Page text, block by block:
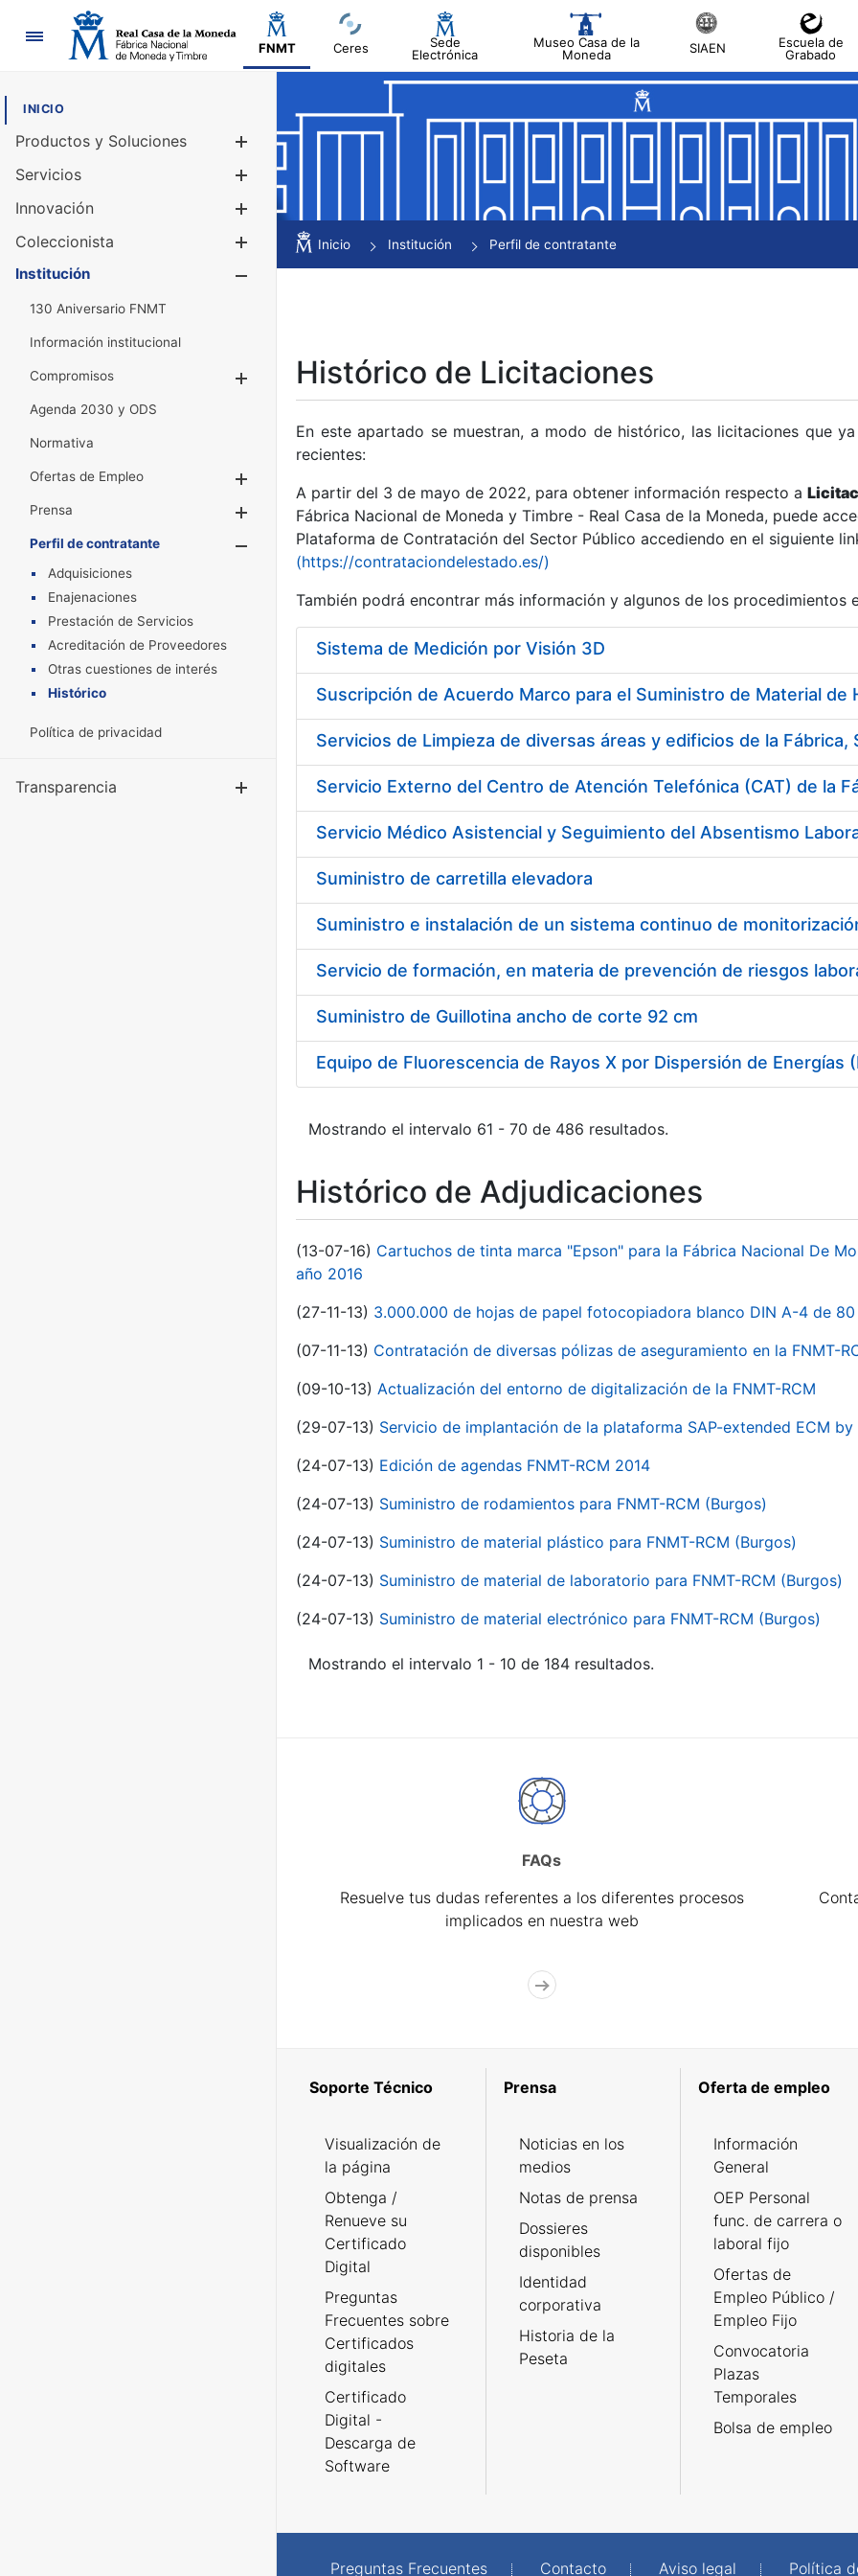
Navegación
FNMT Ceres
Sede
Electrónica
Museo Casa de la
Moneda
SIAEN
Escuela de
Grabado
INICIO
Productos y Soluciones
Mostrar/Ocultar
Servicios
Innovación
Coleccionista
Mostrar/Ocultar
Institución
130 Aniversario FNMT
Información institucional
Compromisos
Mostrar/Ocultar
Agenda 2030 y ODS
Normativa
Ofertas de Empleo
Prensa
Mostrar/Ocultar
Perfil de contratante
Mostrar/Ocultar
Adquisiciones
Enajenaciones
Prestación de Servicios
Acreditación de Proveedores
Otras cuestiones de interés
Histórico
Política de privacidad
Transparencia Mostrar/Ocultar
Inicio Institución Perfil de contratante
Histórico de Licitaciones
En este apartado se muestran, a modo de histórico, las licitaciones que
recientes:
A partir del 3 de mayo de 2022, para obtener información respecto a
Fábrica Nacional de Moneda y Timbre - Real Casa de la Moneda, puede
Plataforma de Contratación del Sector Público accediendo en el siguiente
(https://contrataciondelestado.es/)
También podrá encontrar más información y algunos de los procedimientos
Sistema de Medición por Visión 3D
Suministro de carretilla elevadora
Suministro de Guillotina ancho de corte 92 cm
Equipo de Fluorescencia de Rayos X por Dispersión de Energías
Mostrando el intervalo 61 - 70 de 486 resultados.
Histórico de Adjudicaciones
(13-07-16) Cartuchos de tinta marca "Epson" para la Fábrica Nacional De
año 2016
(27-11-13) 3.000.000 de hojas de papel fotocopiadora blanco DIN A-4 de 80
(07-11-13) Contratación de diversas pólizas de aseguramiento en la FNMT-
(09-10-13) Actualización del entorno de digitalización de la FNMT-RCM
(29-07-13) Servicio de implantación de la plataforma SAP-extended ECM by
(24-07-13) Edición de agendas FNMT-RCM 2014
(24-07-13) Suministro de rodamientos para FNMT-RCM (Burgos)
(24-07-13) Suministro de material plástico para FNMT-RCM (Burgos)
(24-07-13) Suministro de material de laboratorio para FNMT-RCM (Burgos)
(24-07-13) Suministro de material electrónico para FNMT-RCM (Burgos)
Mostrando el intervalo 1 - 10 de 184 resultados.
FAQs
Resuelve tus dudas referentes a los diferentes procesos
implicados en nuestra web
Soporte Técnico
Visualización de
la página
Obtenga /
Renueve su
Certificado
Digital
Preguntas
Frecuentes sobre
Certificados
digitales
Certificado
Digital -
Descarga de
Software
Prensa
Noticias en los
medios
Notas de prensa
Dossieres
disponibles
Identidad
corporativa
Historia de la
Peseta
Oferta de empleo
Información
General
OEP Personal
func. de carrera o
laboral fijo
Ofertas de
Empleo Público /
Empleo Fijo
Convocatoria
Plazas
Temporales
Bolsa de empleo
Preguntas Frecuentes Contacto Aviso legal Política